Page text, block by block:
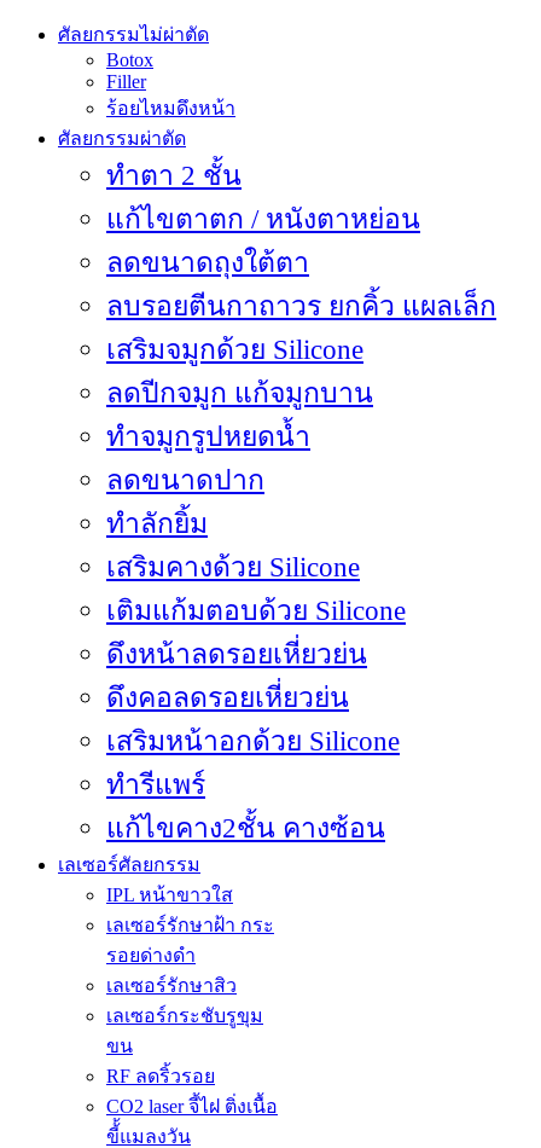
ศัลยกรรมไม่ผ่าตัด
Botox
Filler
ร้อยไหมดึงหน้า
ศัลยกรรมผ่าตัด
ทำตา 2 ชั้น
แก้ไขตาตก / หนังตาหย่อน
ลดขนาดถุงใต้ตา
ลบรอยตีนกาถาวร ยกคิ้ว แผลเล็ก
เสริมจมูกด้วย Silicone
ลดปีกจมูก แก้จมูกบาน
ทำจมูกรูปหยดน้ำ
ลดขนาดปาก
ทำลักยิ้ม
เสริมคางด้วย Silicone
เติมแก้มตอบด้วย Silicone
ดึงหน้าลดรอยเหี่ยวย่น
ดึงคอลดรอยเหี่ยวย่น
เสริมหน้าอกด้วย Silicone
ทำรีแพร์
เลเซอร์ศัลยกรรม
IPL หน้าขาวใส
เลเซอร์รักษาฝ้า กระ
รอยด่างดำ
เลเซอร์รักษาสิว
เลเซอร์กระชับรูขุม
ขน
RF ลดริ้วรอย
CO2 laser จี้ไฝ ติ่งเนื้อ
ขี้้แมลงวัน